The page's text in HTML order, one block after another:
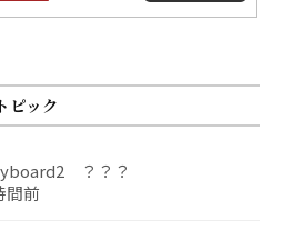
ピック
？？？
間前